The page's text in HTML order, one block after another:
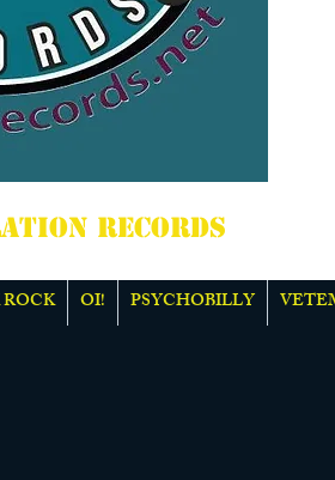
RECORDS
OI! PSYCHOBILLY